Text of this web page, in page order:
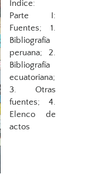
Índice:
Parte I:
Fuentes; 1.
Bibliografía
peruana; 2.
Bibliografía
ecuatoriana;
3. Otras
fuentes; 4.
Elenco de
actos